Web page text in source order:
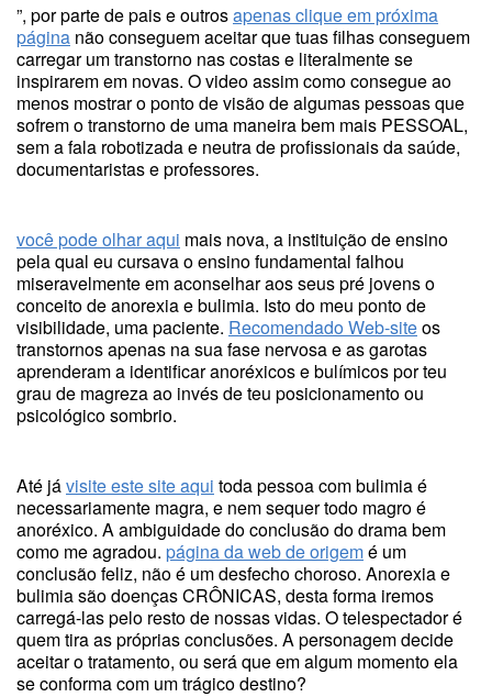
”, por parte de pais e outrosapenas clique em próxima
página não conseguem aceitar que tuas filhas conseguem
carregar um transtorno nas costas e literalmente se
inspirarem em novas. O video assim como consegue ao
menos mostrar o ponto de visão de algumas pessoas que
sofrem o transtorno de uma maneira bem mais PESSOAL,
sem a fala robotizada e neutra de profissionais da saúde,
documentaristas e professores.
você pode olhar aqui mais nova, a instituição de ensino
pela qual eu cursava o ensino fundamental falhou
miseravelmente em aconselhar aos seus pré jovens o
conceito de anorexia e bulimia. Isto do meu ponto de
visibilidade, uma paciente. Recomendado Web-siteos
transtornos apenas na sua fase nervosa e as garotas
aprenderam a identificar anoréxicos e bulímicos por teu
grau de magreza ao invés de teu posicionamento ou
psicológico sombrio.
Até jávisite este site aqui toda pessoa com bulimia é
necessariamente magra, e nem sequer todo magro é
anoréxico. A ambiguidade do conclusão do drama bem
como me agradou. página da web de origemé um
conclusão feliz, não é um desfecho choroso. Anorexia e
bulimia são doenças CRÔNICAS, desta forma iremos
carregá-las pelo resto de nossas vidas. O telespectador é
quem tira as próprias conclusões. A personagem decide
aceitar o tratamento, ou será que em algum momento ela
se conforma com um trágico destino?